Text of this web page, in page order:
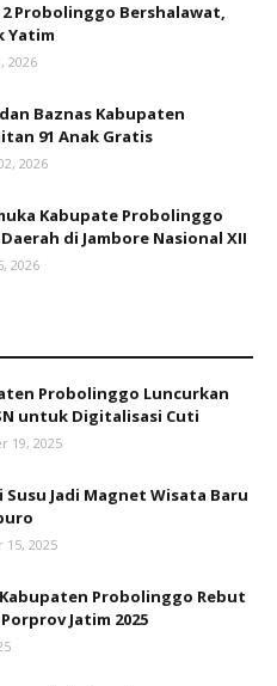
2 Probolinggo Bershalawat,
Yatim
2026
Baznas Kabupaten
91 Anak Gratis
2026
Kabupate Probolinggo
di Jambore Nasional XII
2026
Probolinggo Luncurkan
untuk Digitalisasi Cuti
19, 2025
Jadi Magnet Wisata Baru
2025
Probolinggo Rebut
Jatim 2025